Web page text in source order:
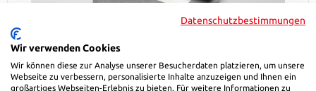
Datenschutzbestimmungen
Wir verwenden Cookies
Wir können diese zur Analyse unserer Besucherdaten platzieren, um unsere
Webseite zu verbessern, personalisierte Inhalte anzuzeigen und Ihnen ein
großartiges Webseiten-Erlebnis zu bieten. Für weitere Informationen zu